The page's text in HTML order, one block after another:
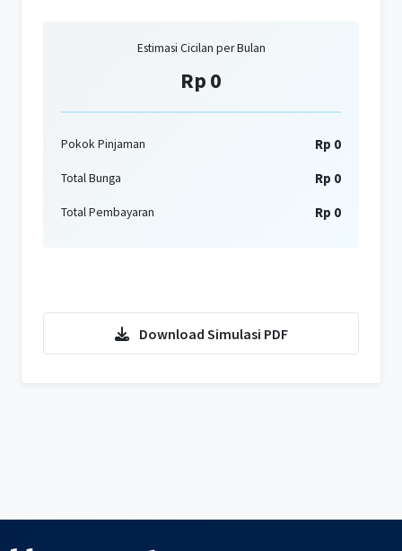
Estimasi Cicilan per Bulan
Rp 0
Pokok Pinjaman Rp 0
Total Bunga Rp 0
Total Pembayaran Rp 0
Download Simulasi PDF